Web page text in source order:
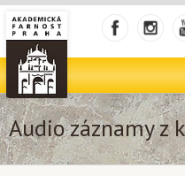
Audio záznamy z